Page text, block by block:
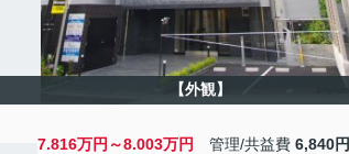
【外観】
7.816万円～8.003万円 管理/共益費 6,840円